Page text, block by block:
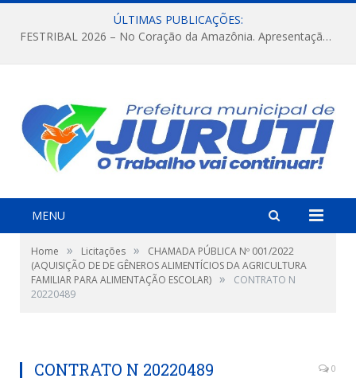
ÚLTIMAS PUBLICAÇÕES:
FESTRIBAL 2026 – No Coração da Amazônia. Apresentação da Munduruku.
MENU
Home » Licitações »
CHAMADA PÚBLICA Nº 001/2022
(AQUISIÇÃO DE DE GÊNEROS ALIMENTÍCIOS DA AGRICULTURA
FAMILIAR PARA ALIMENTAÇÃO ESCOLAR) »
CONTRATO N
20220489
CONTRATO N 20220489 0